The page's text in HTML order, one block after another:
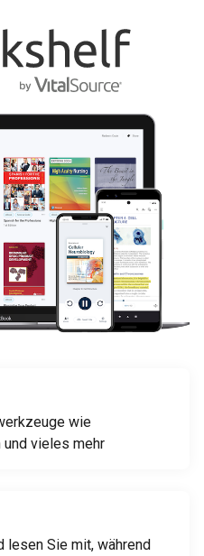
wie
und vieles mehr
lesen Sie mit, während